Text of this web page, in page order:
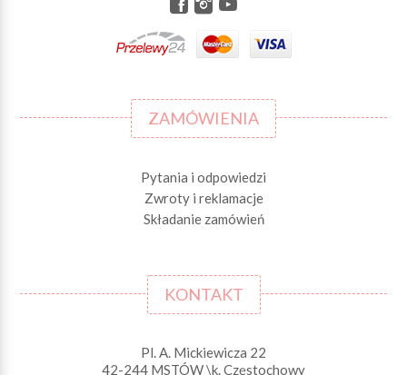
ZAMÓWIENIA
Pytania i odpowiedzi
Zwroty i reklamacje
Składanie zamówień
KONTAKT
Pl. A. Mickiewicza 22
42-244 MSTÓW \k. Częstochowy